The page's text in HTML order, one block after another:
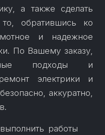
а также сделать
обратившись ко
и надежное
По Вашему заказу,
подходы и
электрики и
аккуратно,
работы